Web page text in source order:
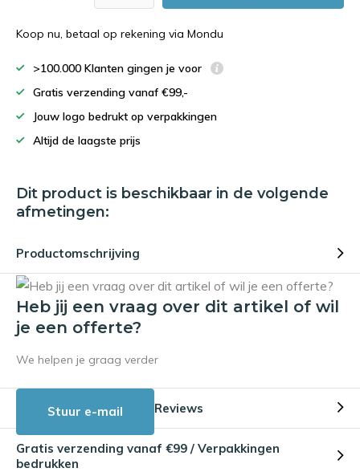
Koop nu, betaal op rekening via Mondu
>100.000 Klanten gingen je voor
Gratis verzending vanaf €99,-
Jouw logo bedrukt op verpakkingen
Altijd de laagste prijs
Dit product is beschikbaar in de volgende
afmetingen:
Productomschrijving
Heb jij een vraag over dit artikel of wil
je een offerte?
We helpen je graag verder
Stuur e-mail Reviews
Gratis verzending vanaf €99 / Verpakkingen
bedrukken